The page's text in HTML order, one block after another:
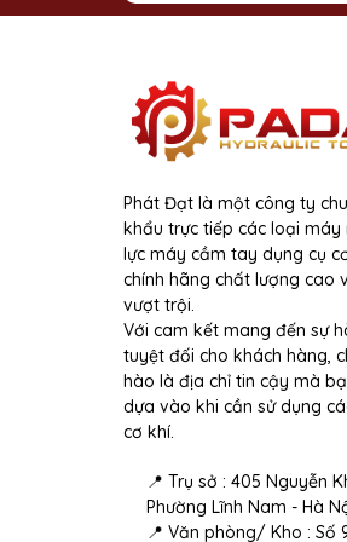
Đường kính trong: 100mm
Trọng lượng: 8.5 kg
Chiều cao thân: 77mm
Xuất xứ: Trung quốc
Xuất xứ và
- Xuất xứ: Trung Quốc
- Thương Hiệu: Pada
Liên Hệ
Phát Đạt là một công ty
khẩu trực tiếp các loại máy
lực máy cầm tay dụng cụ
chính hãng chất lượng cao
vượt trội.
Với cam kết mang đến sự
tuyệt đối cho khách hàng,
hào là địa chỉ tin cậy mà
dựa vào khi cần sử dụng
cơ khí.
📍 Trụ sở : 405 Nguyễn
Phường Lĩnh Nam - Hà
📍 Văn phòng/ Kho : Số